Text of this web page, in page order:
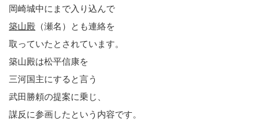
岡崎城中にまで入り込んで
築山殿 （瀬名）とも連絡を
取っていたとされています。
築山殿は松平信康を
三河国主にすると言う
武田勝頼の提案に乗じ、
謀反に参画したという内容です。